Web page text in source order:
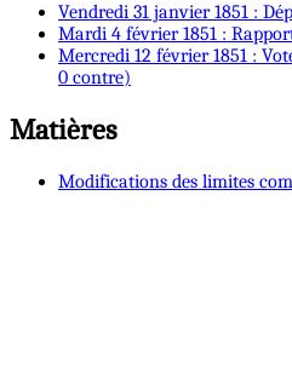
Vendredi 31 janvier 1851 :
Mardi 4 février 1851 :
Mercredi 12 février 1851 :
0 contre)
Matières
Modifications des limites